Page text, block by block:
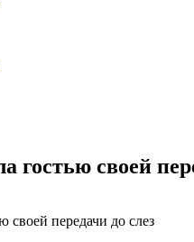
гостью своей